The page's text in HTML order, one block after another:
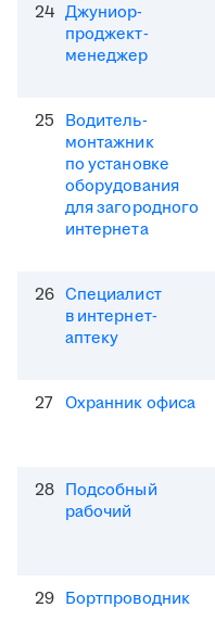
24 Джуниор-
проджект-
менеджер
25 Водитель-
монтажник
по установке
оборудования
для загородного
интернета
26 Специалист
в интернет-
аптеку
27 Охранник офиса
28 Подсобный
рабочий
29 Бортпроводник